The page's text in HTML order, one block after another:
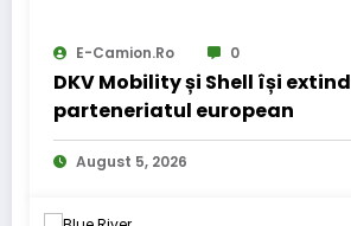
E-Camion.ro 0
DKV Mobility și Shell își extind
parteneriatul european
August 5, 2026